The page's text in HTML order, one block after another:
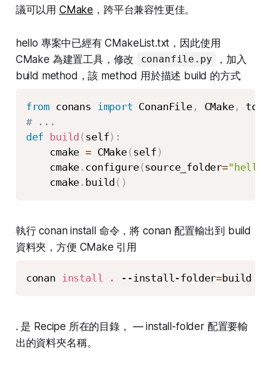
議可以用 CMake ，跨平台兼容性更佳。
hello 專案中已經有 CMakeList.txt，因此使用
CMake 為建置工具，修改
conanfile.py
，加入
build method，該 method 用於描述 build 的方式
from conans import ConanFile, CMake,
# ...
def
build ( self) :
    cmake
= CMake( self )
    cmake
. configure(source_folder="hello"
    cmake
. build ( )
執行 conan install 命令，將 conan 配置輸出到 build
資料夾，方便 CMake 引用
conan install . --install-folder=build
. 是 Recipe 所在的目錄， — install-folder 配置要輸
出的資料夾名稱。